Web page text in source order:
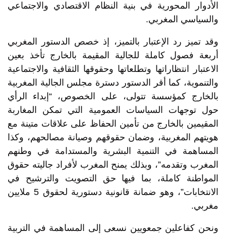
الأدوار المحورية في بنية النظام الاقتصادي والاجتماعي
والسياسي المغربي.
وقد تميز رد الإعتبار بالتميز، إذ خصص الدستور المغربي
أربعة فصول كاملة للجالية المقيمة بالخارج تأخذ بعين
الاعتبار انتظاراتها وتطلعاتها وحقوقها الثقافية والاجتماعية
والتنموية، كما أقر الدستور دسترة مجلس الجالية المغربية
بالخارج كمؤسسة تتولى، على الخصوص، “إبداء الرأي
حول توجهات السياسات العمومية التي تمكن المغاربة
المقيمين بالخارج من تأمين الحفاظ على علاقات متينة مع
هويتهم المغربية، وضمان حقوقهم وصيانة مصالحهم، وكذا
المساهمة في التنمية البشرية والمستدامة في وطنهم
المغرب وتقدمه”، وبذلك يمنح المغرب لأفراد جاليته حقوق
المواطنة كاملة، بما فيها حق التصويت والترشيح في
الانتخابات”، وهو ضمانة قانونية دستورية لحقوق 5 ملايين
مغربي.
ونحن كفاعلين جمعويين نسعى إلى المساهمة في التربية